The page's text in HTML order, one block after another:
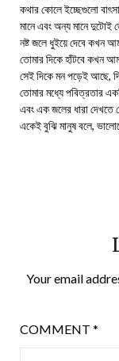
কথার কোলে ইচ্ছেগুলো
মানে এবং অন্য মানে দুটোই
নষ্ট জলে ধুইয়ে দেবে কখন
তোমার দিকে হাঁটবে কখন
সেই দিকে মন পড়েই আছে,
তোমার মধ্যে পবিত্রতার
এবং এক জলের ধারা দেখতে
একেই বুঝি মানুষ বলে,
Your email
COMMENT *